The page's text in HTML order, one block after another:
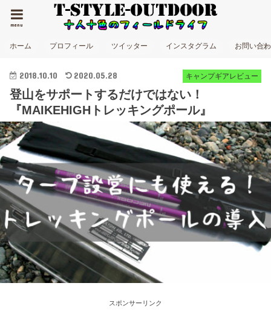
menu
ホーム プロフィール ツイッター インスタグラム お問い合
キャンプギアレビュー
2018.10.10 2020.05.28
登山をサポートするだけではない！
『MAIKEHIGHトレッキングポール』
スポンサーリンク